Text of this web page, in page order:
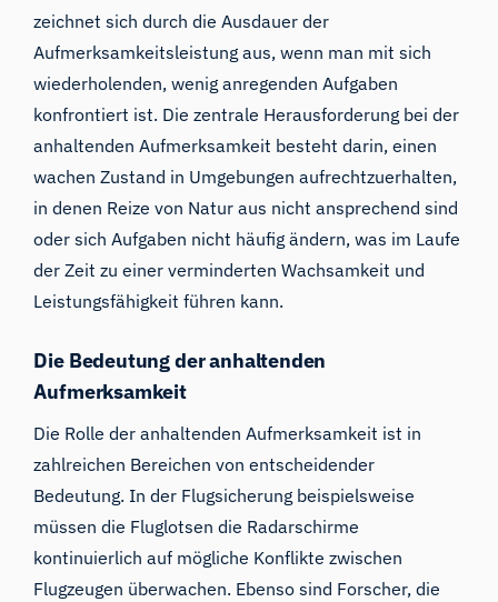
zeichnet sich durch die Ausdauer der
Aufmerksamkeitsleistung aus, wenn man mit sich
wiederholenden, wenig anregenden Aufgaben
konfrontiert ist. Die zentrale Herausforderung bei der
anhaltenden Aufmerksamkeit besteht darin, einen
wachen Zustand in Umgebungen aufrechtzuerhalten,
in denen Reize von Natur aus nicht ansprechend sind
oder sich Aufgaben nicht häufig ändern, was im Laufe
der Zeit zu einer verminderten Wachsamkeit und
Leistungsfähigkeit führen kann.
Die Bedeutung der anhaltenden
Aufmerksamkeit
Die Rolle der anhaltenden Aufmerksamkeit ist in
zahlreichen Bereichen von entscheidender
Bedeutung. In der Flugsicherung beispielsweise
müssen die Fluglotsen die Radarschirme
kontinuierlich auf mögliche Konflikte zwischen
Flugzeugen überwachen. Ebenso sind Forscher, die